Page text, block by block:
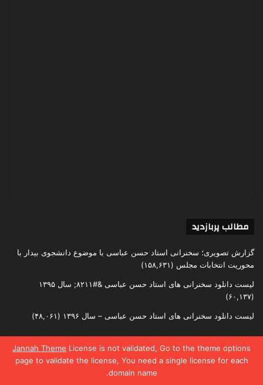
Jannah Theme License is not validated, Go to the theme options
page to validate the license, You need a single license for each
domain name.
مطالب پربازدید
گزارش تصویری؛ سخنرانی استاد حسن عباسی با موضوع دانشجوی بیدار با
محوریت انتخابات مجلس (۱۵۸,۶۳۱)
لیست دانلود سخنرانی های استاد حسن عباسی &#۸۲۱۱; سال ۱۳۹۵
(۶۰,۱۳۷)
لیست دانلود سخنرانی های استاد حسن عباسی – سال ۱۳۹۶ (۴۸,۰۶۱)
تمامی حقوق متعلق به اندیشکده یقین است